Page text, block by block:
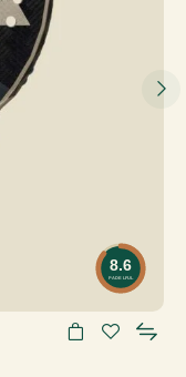
8.6
PADELFUL